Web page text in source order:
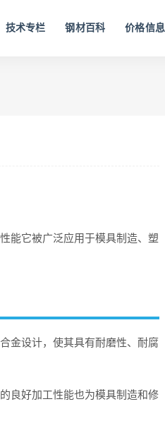
技术专栏 钢材百科 价格信息
能它被广泛应用于模具制造、塑
金设计，使其具有耐磨性、耐腐
良好加工性能也为模具制造和修